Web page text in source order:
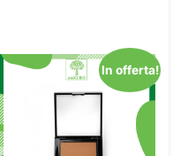
In offerta!